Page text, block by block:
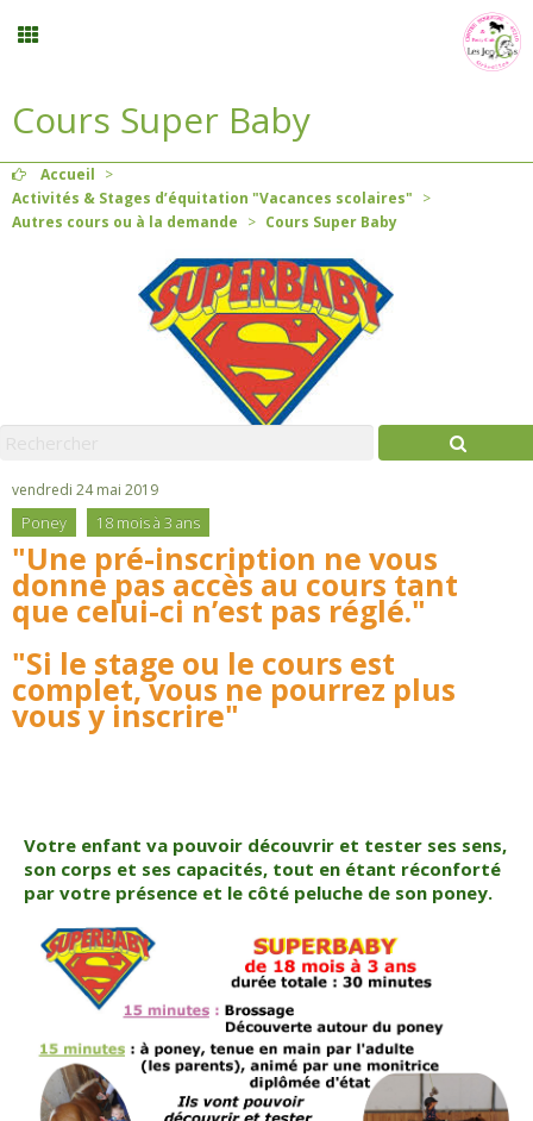
Inscription stages et événements
Planning
Mon compte
Contact
Cours Super Baby
Accueil >
Activités & Stages d’équitation "Vacances scolaires" >
Autres cours ou à la demande > Cours Super Baby
vendredi 24 mai 2019
Poney 18 mois à 3 ans
"Une pré-inscription ne vous
donne pas accès au cours tant
que celui-ci n’est pas réglé."
"Si le stage ou le cours est
complet, vous ne pourrez plus
vous y inscrire"
Votre enfant va pouvoir découvrir et tester ses sens,
son corps et ses capacités, tout en étant réconforté
par votre présence et le côté peluche de son poney.